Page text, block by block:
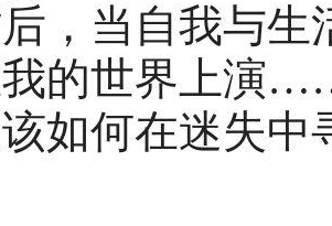
，当自我与生
的世界上演
如何在迷失中